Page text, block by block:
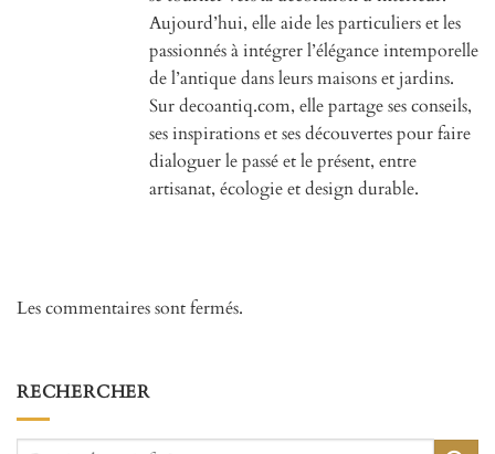
Aujourd’hui, elle aide les particuliers et les
passionnés à intégrer l’élégance intemporelle
de l’antique dans leurs maisons et jardins.
Sur decoantiq.com, elle partage ses conseils,
ses inspirations et ses découvertes pour faire
dialoguer le passé et le présent, entre
artisanat, écologie et design durable.
Les commentaires sont fermés.
RECHERCHER